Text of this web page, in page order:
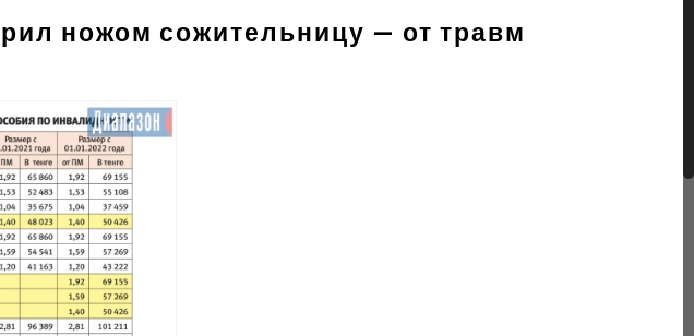
ножом сожительницу — от травм